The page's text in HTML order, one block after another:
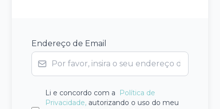
Endereço de Email
Li e concordo com a
Política de
Privacidade, autorizando o uso do meu